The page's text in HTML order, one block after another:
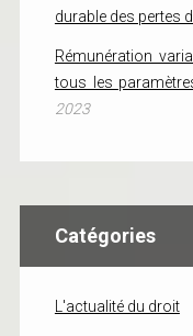
durable des pertes
Rémunération
tous les
2023
Catégories
L'actualité du droit